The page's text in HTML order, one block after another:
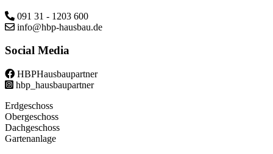
091 31 - 1203 600
info@hbp-hausbau.de
Social Media
HBPHausbaupartner
hbp_hausbaupartner
Erdgeschoss
Obergeschoss
Dachgeschoss
Gartenanlage